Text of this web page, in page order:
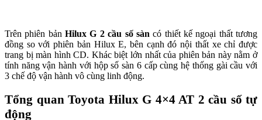
Trên phiên bảnHilux G 2 cầu số sàn có thiết kế ngoại thất tương
đồng so với phiên bản Hilux E, bên cạnh đó nội thất xe chỉ được
trang bị màn hình CD. Khác biệt lớn nhất của phiên bản này nằm ở
tính năng vận hành với hộp số sàn 6 cấp cùng hệ thống gài cầu với
3 chế độ vận hành vô cùng linh động.
Tổng quan Toyota Hilux G 4×4 AT 2 cầu số tự
động